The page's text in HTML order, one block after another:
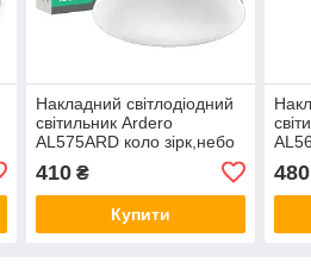
Накладний світлодіодний
світильник Ardero
AL575ARD коло зірк,небо
410₴
Купити
480